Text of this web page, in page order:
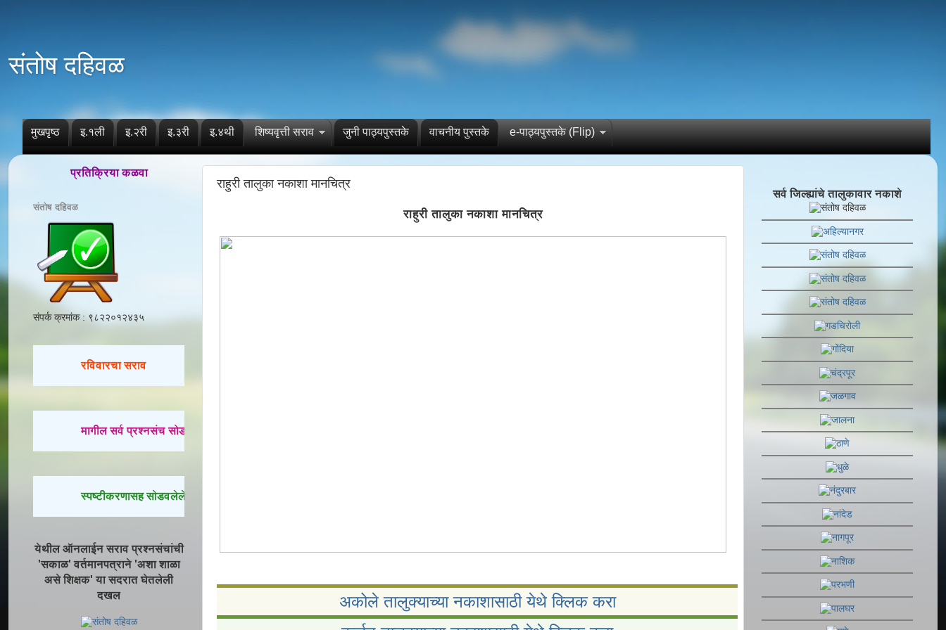
संतोष दहिवळ
मुखपृष्ठ इ.१ली इ.२री इ.३री इ.४थी शिष्यवृत्ती सराव जुनी पाठ्यपुस्तके वाचनीय पुस्तके e-पाठ्यपुस्तके (Flip)
राहुरी तालुका नकाशा मानचित्र
राहुरी तालुका नकाशा मानचित्र
अकोले तालुक्याच्या नकाशासाठी येथे क्लिक करा
प्रतिक्रिया कळवा
संतोष दहिवळ
संपर्क क्रमांक : ९८२२०१२४३५
रविवारचा सराव
मागील सर्व प्रश्नसंच सोडवण्यासाठी येथे क्लिक करा.
स्पष्टीकरणासह सोडवलेले प्रश्न पाहण्यासाठी येथे क्लिक करा.
येथील ऑनलाईन सराव प्रश्नसंचांची
'सकाळ' वर्तमानपत्राने 'अशा शाळा
असे शिक्षक' या सदरात घेतलेली
दखल
सर्व जिल्ह्यांचे तालुकावार नकाशे